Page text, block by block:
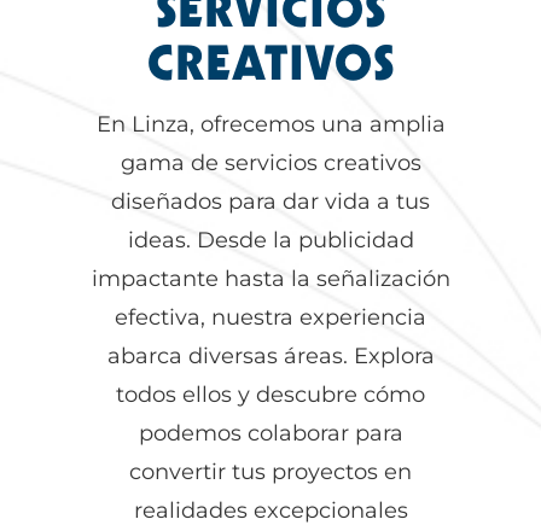
CREATIVOS
En Linza, ofrecemos una amplia
gama de servicios creativos
diseñados para dar vida a tus
ideas. Desde la publicidad
impactante hasta la señalización
efectiva, nuestra experiencia
abarca diversas áreas. Explora
todos ellos y descubre cómo
podemos colaborar para
convertir tus proyectos en
realidades excepcionales